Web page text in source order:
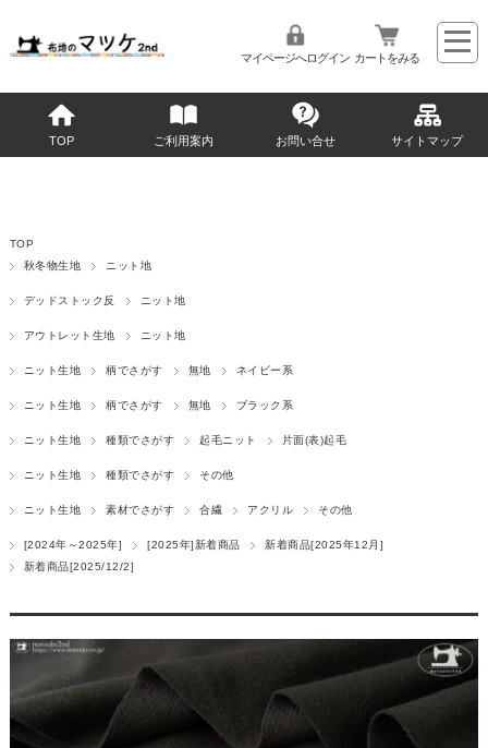
マイページへログイン カートをみる
TOP ご利用案内 お問い合せ サイトマップ
TOP
秋冬物生地
ニット地
デッドストック反 ニット地
アウトレット生地 ニット地
ニット生地 柄でさがす 無地 ネイビー系
ニット生地 柄でさがす 無地 ブラック系
ニット生地 種類でさがす 起毛ニット 片面(表)起毛
ニット生地 種類でさがす その他
ニット生地 素材でさがす 合繊 アクリル その他
[2024年～2025年] [2025年]新着商品
新着商品[2025年12月]
新着商品[2025/12/2]